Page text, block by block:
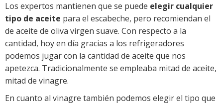
Los expertos mantienen que se puede elegir cualquier
tipo de aceite para el escabeche, pero recomiendan el
de aceite de oliva virgen suave. Con respecto a la
cantidad, hoy en día gracias a los refrigeradores
podemos jugar con la cantidad de aceite que nos
apetezca. Tradicionalmente se empleaba mitad de aceite,
mitad de vinagre.
En cuanto al vinagre también podemos elegir el tipo que